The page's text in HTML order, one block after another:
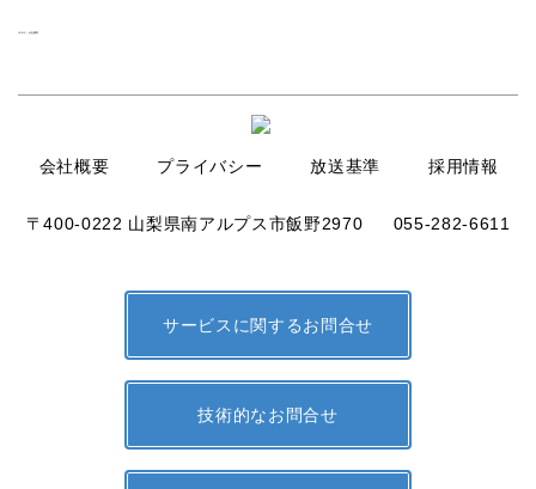
HOME 会社概要
会社概要 プライバシー 放送基準 採用情報
〒400-0222 山梨県南アルプス市飯野2970 055-282-6611
サービスに関するお問合せ
技術的なお問合せ